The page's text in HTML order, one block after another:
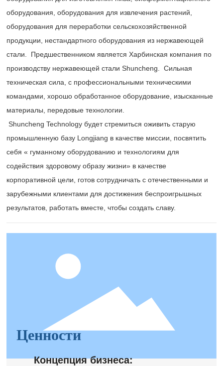
оборудования, оборудования для извлечения растений,
оборудования для переработки сельскохозяйственной
продукции, нестандартного оборудования из нержавеющей
стали. Предшественником является Харбинская компания по
производству нержавеющей стали Shuncheng. Сильная
техническая сила, с профессиональными техническими
командами, хорошо обработанное оборудование, изысканные
материалы, передовые технологии.
Shuncheng Technology будет стремиться оживить старую
промышленную базу Longjiang в качестве миссии, посвятить
себя « гуманному оборудованию и технологиям для
содействия здоровому образу жизни» в качестве
корпоративной цели, готов сотрудничать с отечественными и
зарубежными клиентами для достижения беспроигрышных
результатов, работать вместе, чтобы создать славу.
Ценности
Концепция бизнеса: